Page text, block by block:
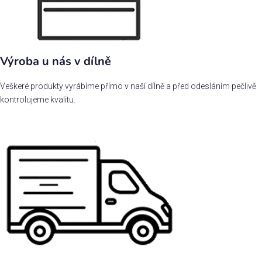
Výroba u nás v dílně
Veškeré produkty vyrábíme přímo v naší dílně a před odesláním pečlivě
kontrolujeme kvalitu.